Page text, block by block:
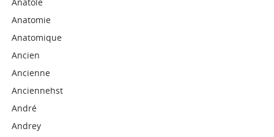
Anatomie
Anatomique
Ancien
Ancienne
Anciennehst
André
Andrey